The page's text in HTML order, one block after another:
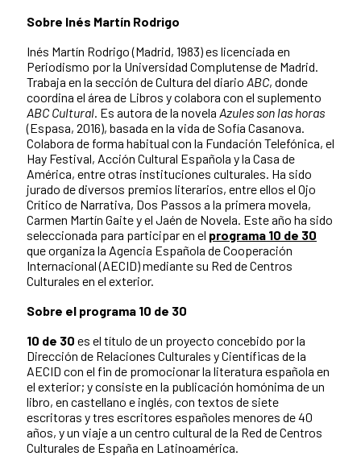
Sobre Inés Martín Rodrigo
Inés Martín Rodrigo (Madrid, 1983) es licenciada en
Periodismo por la Universidad Complutense de Madrid.
Trabaja en la sección de Cultura del diario ABC, donde
coordina el área de Libros y colabora con el suplemento
ABC Cultural . Es autora de la novela Azules son las horas
(Espasa, 2016), basada en la vida de Sofía Casanova.
Colabora de forma habitual con la Fundación Telefónica, el
Hay Festival, Acción Cultural Española y la Casa de
América, entre otras instituciones culturales. Ha sido
jurado de diversos premios literarios, entre ellos el Ojo
Crítico de Narrativa, Dos Passos a la primera movela,
Carmen Martín Gaite y el Jaén de Novela. Este año ha sido
seleccionada para participar en el programa 10 de 30
que organiza la Agencia Española de Cooperación
Internacional (AECID) mediante su Red de Centros
Culturales en el exterior.
Sobre el programa 10 de 30
10 de 30 es el título de un proyecto concebido por la
Dirección de Relaciones Culturales y Científicas de la
AECID con el fin de promocionar la literatura española en
el exterior; y consiste en la publicación homónima de un
libro, en castellano e inglés, con textos de siete
escritoras y tres escritores españoles menores de 40
años, y un viaje a un centro cultural de la Red de Centros
Culturales de España en Latinoamérica.